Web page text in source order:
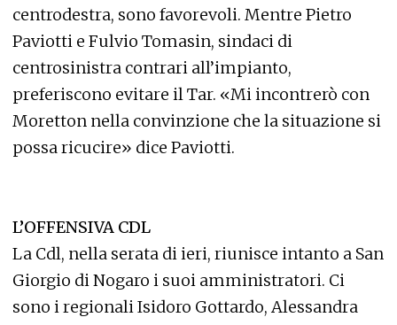
centrodestra, sono favorevoli. Mentre Pietro
Paviotti e Fulvio Tomasin, sindaci di
centrosinistra contrari all’impianto,
preferiscono evitare il Tar. «Mi incontrerò con
Moretton nella convinzione che la situazione si
possa ricucire» dice Paviotti.
L’OFFENSIVA CDL
La Cdl, nella serata di ieri, riunisce intanto a San
Giorgio di Nogaro i suoi amministratori. Ci
sono i regionali Isidoro Gottardo, Alessandra